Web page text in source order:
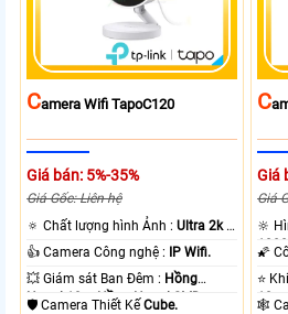
CAmera Wifi TapoC120
Giá bán: 5%-35%
Giá Gốc: Liên hệ
🔅 Chất lượng hình Ảnh :Ultra 2k +
.
👍 Camera Công nghệ :
IP Wifi.
💥 Giám sát Ban Đêm : Hồng
Ngoại 10m Hồng Ngoại SMD.
🛡 Camera Thiết KếCube.
C
Giá
Giá
10m
🕸️